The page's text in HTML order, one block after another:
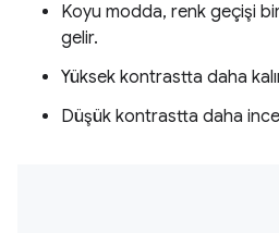
Koyu modda, renk geçişi
gelir.
Yüksek kontrastta daha
Düşük kontrastta daha ince